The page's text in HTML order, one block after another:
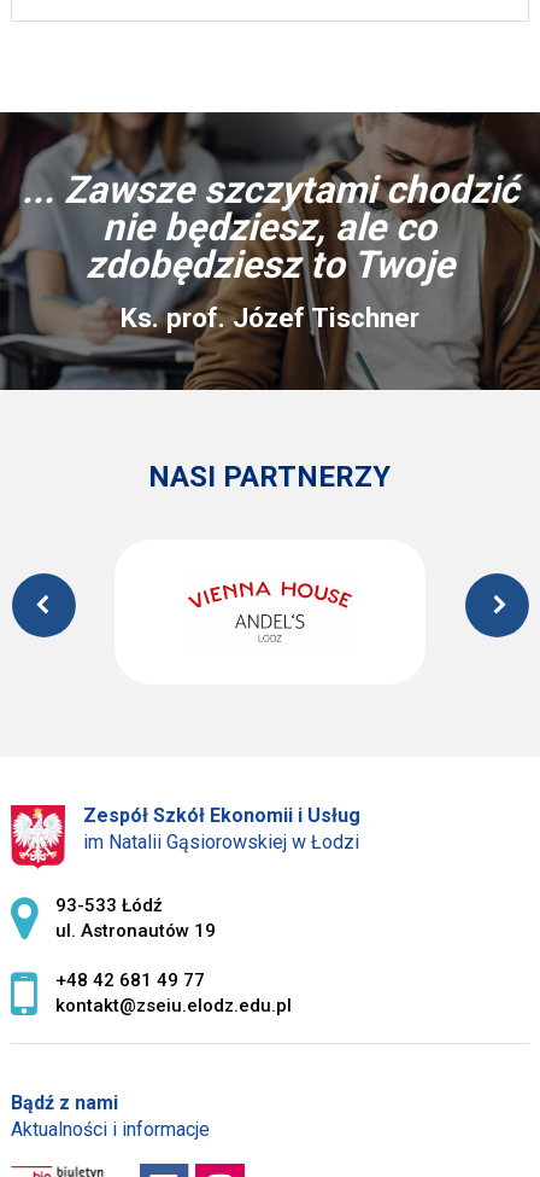
... Zawsze szczytami chodzić
nie będziesz, ale co
zdobędziesz to Twoje
Ks. prof. Józef Tischner
NASI PARTNERZY
Zespół Szkół Ekonomii i Usług
im Natalii Gąsiorowskiej w Łodzi
Adres pocztowy:
93-533 Łódź
ul. Astronautów 19
+48 42 681 49 77
kontakt@zseiu.elodz.edu.pl
Bądź z nami
Aktualności i informacje